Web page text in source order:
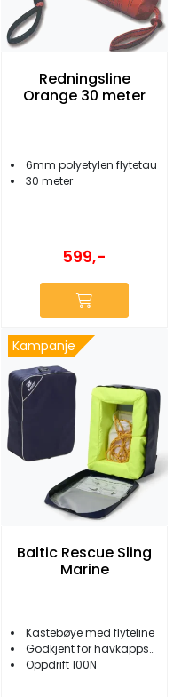
Redningsline
Orange 30 meter
6mm polyetylen flytetau
30 meter
599,-
Kampanje
Baltic Rescue Sling
Marine
Kastebøye med flyteline
Godkjent for havkappseiling
Oppdrift 100N